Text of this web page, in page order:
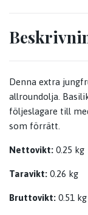
Denna extra
allroundolja.
följeslagare till
som förrätt.
Nettovikt: 0.25 kg
Taravikt: 0.26 kg
Bruttovikt: 0.51 kg